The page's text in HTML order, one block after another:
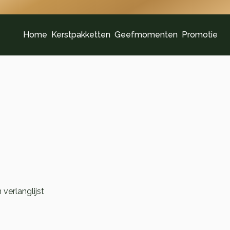
Home Kerstpakketten Geefmomenten Promotie
verlanglijst